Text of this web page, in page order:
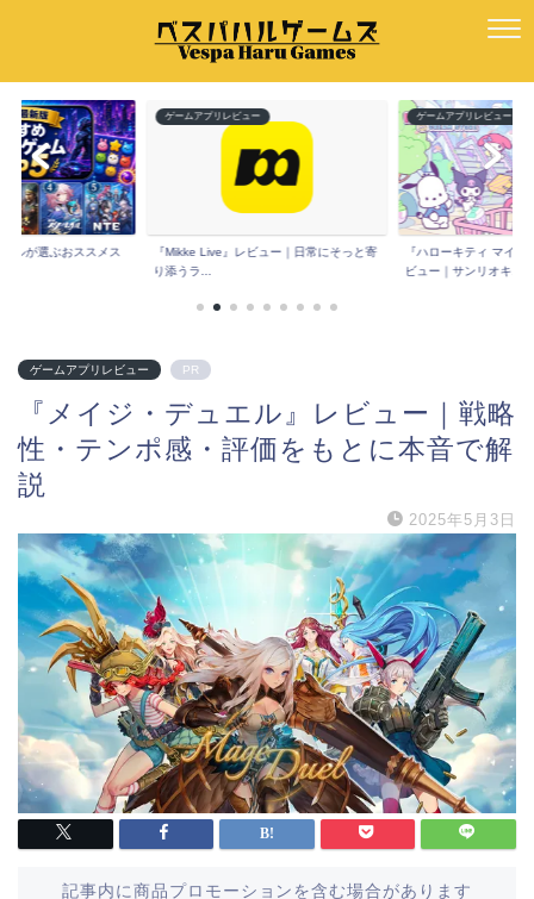
選ぶおススメス
ゲームアプリレビュー
『Mikke Live』レビュー｜日常にそっと寄
り添うラ...
ゲームアプリレビュー
『ハローキティ マイドリー
ビュー｜サンリオキ...
ゲームアプリレビュー PR
『メイジ・デュエル』レビュー｜戦略
性・テンポ感・評価をもとに本音で解
説
2025年5月3日
記事内に商品プロモーションを含む場合があります